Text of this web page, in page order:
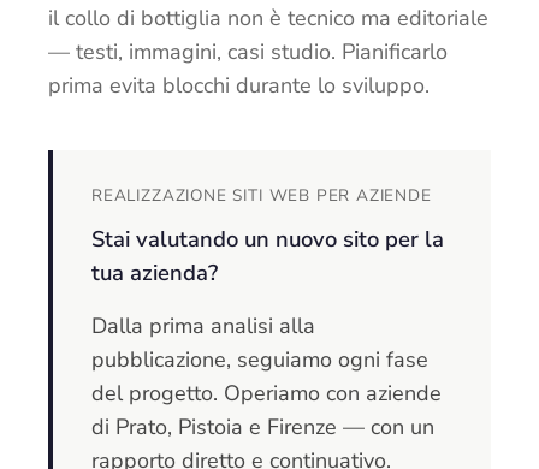
il collo di bottiglia non è tecnico ma editoriale
— testi, immagini, casi studio. Pianificarlo
prima evita blocchi durante lo sviluppo.
REALIZZAZIONE SITI WEB PER AZIENDE
Stai valutando un nuovo sito per la
tua azienda?
Dalla prima analisi alla
pubblicazione, seguiamo ogni fase
del progetto. Operiamo con aziende
di Prato, Pistoia e Firenze — con un
rapporto diretto e continuativo.